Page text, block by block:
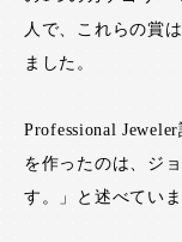
人で、これらの賞
ました。
Professional
を作ったのは、ジ
す。」と述べていま